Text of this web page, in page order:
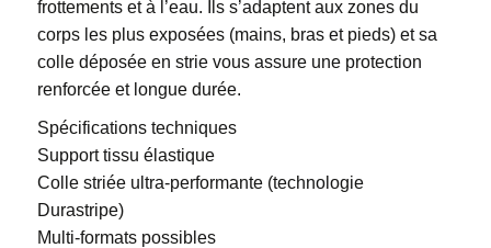
frottements et à l’eau. Ils s’adaptent aux zones du
corps les plus exposées (mains, bras et pieds) et sa
colle déposée en strie vous assure une protection
renforcée et longue durée.
Spécifications techniques
Support tissu élastique
Colle striée ultra-performante (technologie
Durastripe)
Multi-formats possibles